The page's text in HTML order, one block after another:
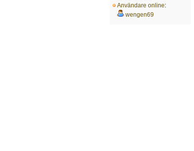
Användare online:
wengen69